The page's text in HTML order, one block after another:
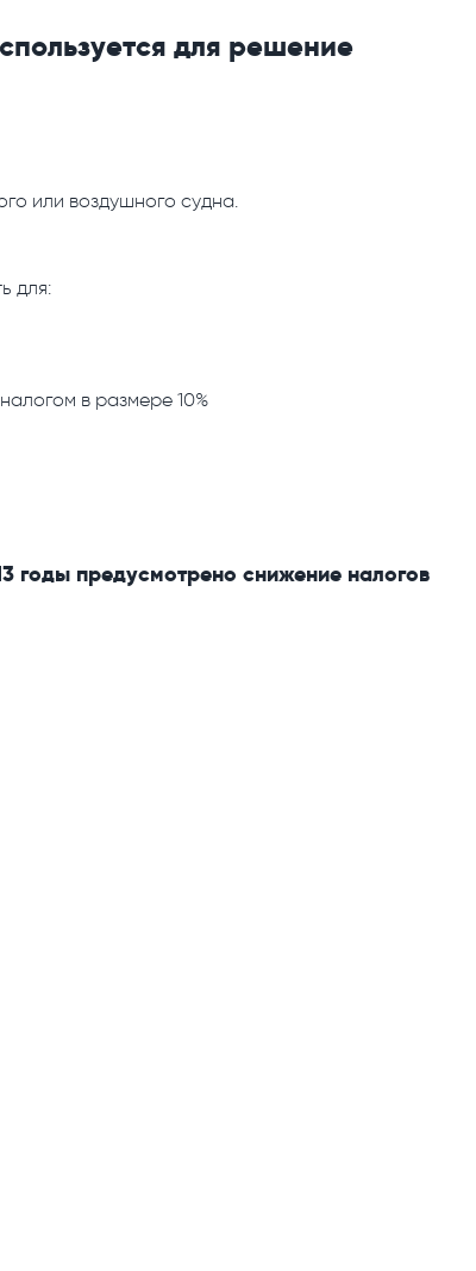
для решение
или воздушного судна.
для:
в размере 10%
годы предусмотрено снижение налогов